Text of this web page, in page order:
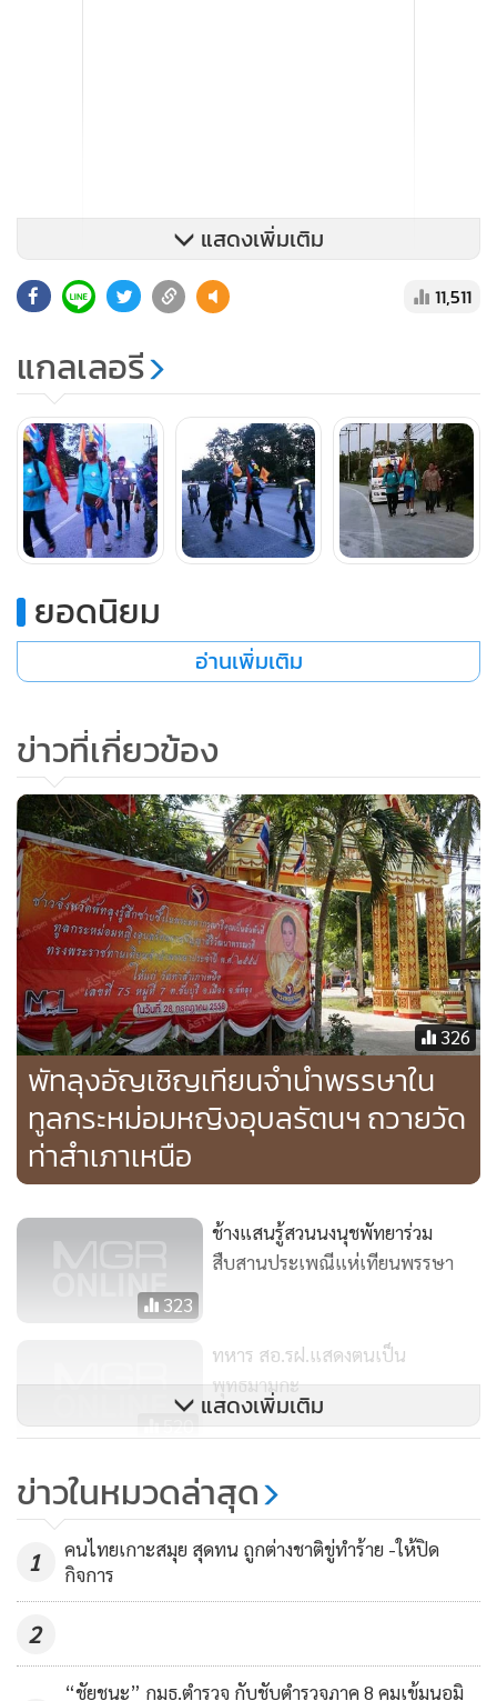
นายวิษณุ รัตนหิรัญ กล่าวว่า การเดินเท้าจาก อ.สายบุรี
จ.ปัตตานี มุ่งหน้าไปกรุงเทพฯ ครั้งนี้เพื่อ เดินให้แก่ผู้ที่ได้รับบาด
เจ็บ และเสียชีวิตจากเหตุการณ์ความไม่สงบในพื้นที่ชายแดนใต้
ทุกคน รวมทั้งเหตุการณ์ล่าสุดที่เกิดระเบิดชุดรักษาความ
ปลอดภัยพระสงฆ์ ในเขตเทศบาลตะลุบัน อ.สายบุรี จ.ปัตตานี ใน
วันที่ 25 ก.ค.58 เป็นเหตุให้มีเจ้าหน้าที่ทหารเสียชีวิต 1 นาย ได้
รับบาดเจ็บ 1 นาย พระสงฆ์มรณภาพ 2 รูป และยังมีราษฎรได้รับ
“และจะขอเดินไปพบ พล.อ.ประยุทธ์ จันทร์โอชา นายกรัฐมนตรี
และคณะรักษาความสงบแห่งชาติ เพื่อนำน้ำตาของชาวพุทธที่
อาศัยอยู่ในพื้นที่จังหวัดชายแดนภาคใต้ และ 4 อำเภอ จ.สงขลา
แบกไปมอบให้นายกรัฐมนตรี และคณะได้ดู และพิจารณา”
แสดงเพิ่มเติม
11,511
แกลเลอรี
ยอดนิยม
อ่านเพิ่มเติม
ข่าวที่เกี่ยวข้อง
326
พัทลุงอัญเชิญเทียนจำนำพรรษาใน
ทูลกระหม่อมหญิงอุบลรัตนฯ ถวายวัด
ท่าสำเภาเหนือ
323
ช้างแสนรู้สวนนงนุชพัทยาร่วม
สืบสานประเพณีแห่เทียนพรรษา
520
ทหาร สอ.รฝ.แสดงตนเป็น
พุทธมามกะ
1,348
คอร์รัปชัน แนะถือมงคลสูตรช่วย
ชาติสงบ บอกแผ่เมตตาคนด่าทุกวัน
แสดงเพิ่มเติม
ข่าวในหมวดล่าสุด
1
คนไทยเกาะสมุย สุดทน ถูกต่างชาติขู่ทำร้าย -ให้ปิด
กิจการ
2
“ชัยชนะ” กมธ.ตำรวจ กับชับตำรวจภาค 8 คุมเข้มนอมิ